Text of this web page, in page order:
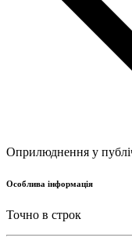
Оприлюднення у
Особлива інформація
Точно в строк